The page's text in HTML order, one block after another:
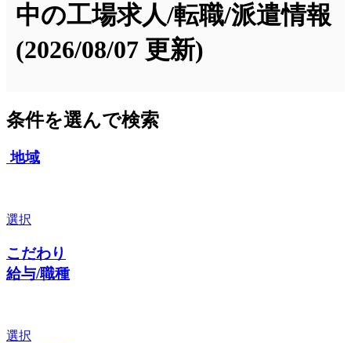
中の工場求人/転職/派遣情報
(2026/08/07 更新)
条件を選んで検索
地域
選択
こだわり
給与/職種
選択